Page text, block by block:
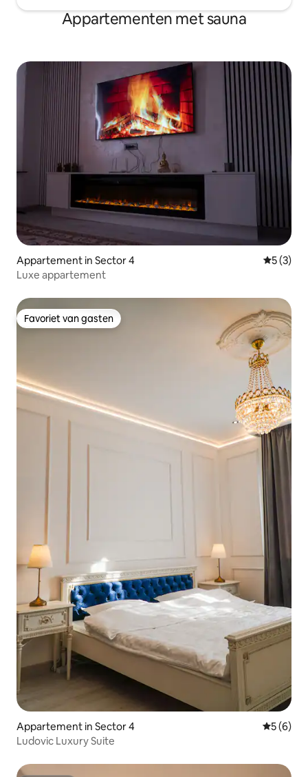
Appartementen met sauna
Appartement in Sector 4
5 (3)
Luxe appartement
Favoriet van gasten
Favoriet van gasten
Appartement in Sector 4
5 (6)
Ludovic Luxury Suite